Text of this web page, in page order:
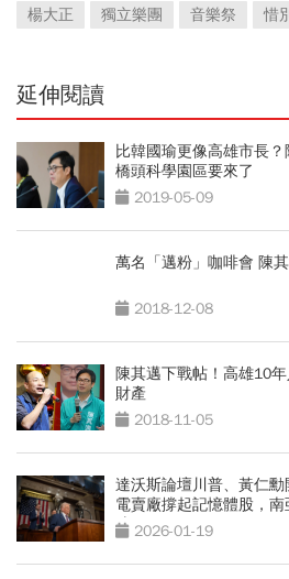
楊大正
獨立樂團 音樂祭 惜
延伸閱讀
比韓國瑜更像高雄市長
橋頭科學園區要來了
2019-05-09
萬名「邁粉」咖啡會 陳
2018-12-08
陳其邁下戰帖！高雄10
財產
2018-11-05
達沃斯論壇川普、黃仁
電賣廠撐起記憶體股，
磅 2026-01-19